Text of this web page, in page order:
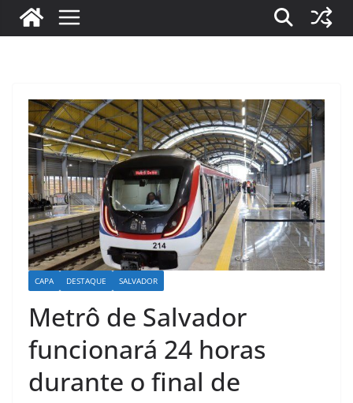
CAPA DESTAQUE SALVADOR
Metrô de Salvador
funcionará 24 horas
durante o final de